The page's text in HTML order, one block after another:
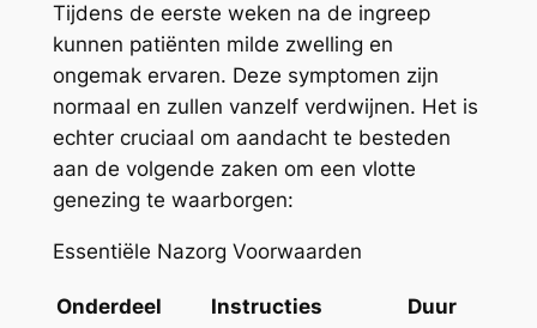
Tijdens de eerste weken na de ingreep
kunnen patiënten milde zwelling en
ongemak ervaren. Deze symptomen zijn
normaal en zullen vanzelf verdwijnen. Het is
echter cruciaal om aandacht te besteden
aan de volgende zaken om een vlotte
genezing te waarborgen:
Essentiële Nazorg Voorwaarden
Onderdeel Instructies Duur